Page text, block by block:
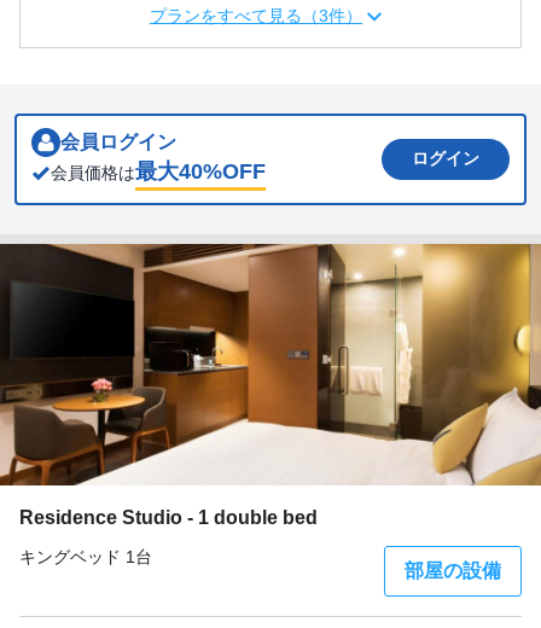
プランをすべて見る（3件）
会員ログイン
会員価格は最大40%OFF
ログイン
Residence Studio - 1 double bed
キングベッド 1台
部屋の設備